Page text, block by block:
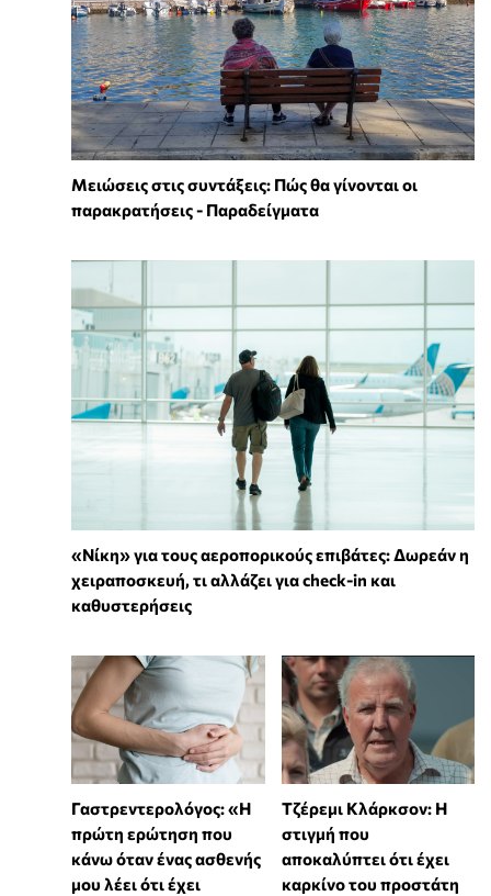
Μειώσεις στις συντάξεις: Πώς θα γίνονται οι
παρακρατήσεις - Παραδείγματα
«Νίκη» για τους αεροπορικούς επιβάτες: Δωρεάν η
χειραποσκευή, τι αλλάζει για check-in και
καθυστερήσεις
Γαστρεντερολόγος: «Η
πρώτη ερώτηση που
κάνω όταν ένας ασθενής
μου λέει ότι έχει
Τζέρεμι Κλάρκσον: Η
στιγμή που
αποκαλύπτει ότι έχει
καρκίνο του προστάτη